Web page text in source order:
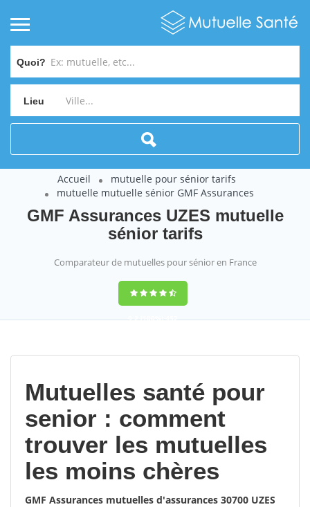
Quoi?
Lieu
Accueil
mutuelle pour sénior tarifs
mutuelle mutuelle sénior GMF Assurances
GMF Assurances UZES mutuelle
sénior tarifs
Comparateur de mutuelles pour sénior en France
9,2(100%)452
Mutuelles santé pour
senior : comment
trouver les mutuelles
les moins chères
GMF Assurances mutuelles d'assurances 30700 UZES